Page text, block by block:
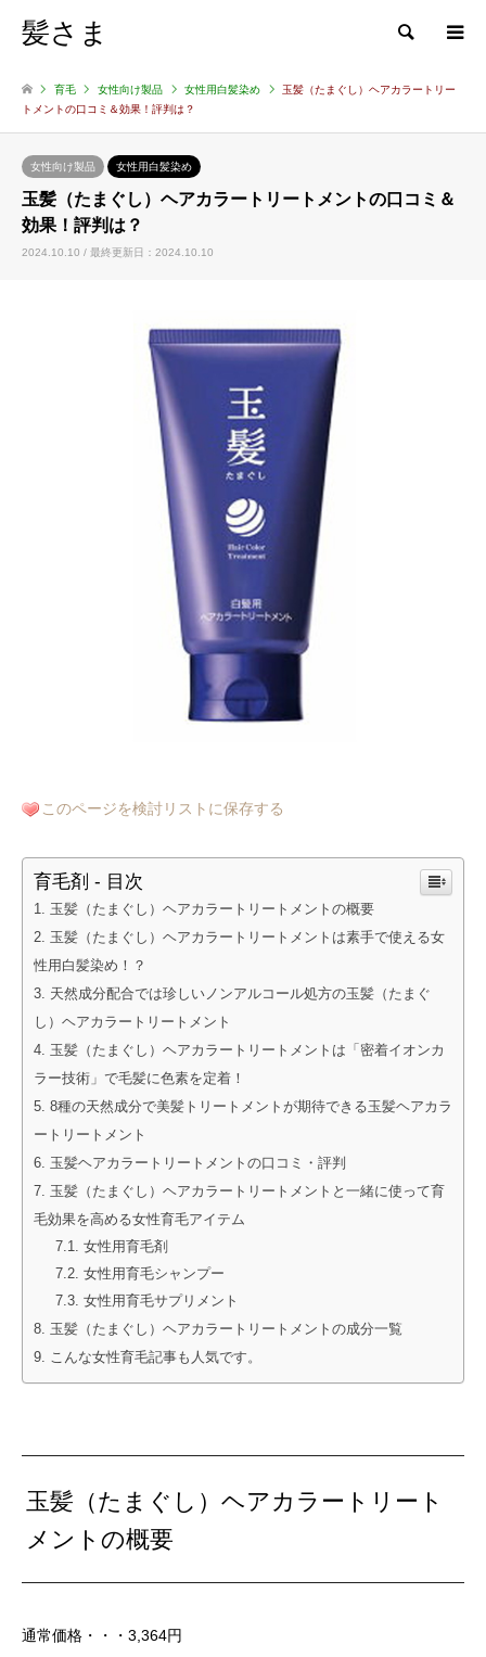
髪さま 検索
育毛 女性向け製品 女性用白髪染め
玉髪（たまぐし）ヘアカラートリー
トメントの口コミ＆効果！評判は？
女性向け製品 女性用白髪染め
玉髪（たまぐし）ヘアカラートリートメントの口コミ＆
効果！評判は？
2024.10.10 / 最終更新日：2024.10.10
このページを検討リストに保存する
育毛剤 - 目次
玉髪（たまぐし）ヘアカラートリートメントの概要
玉髪（たまぐし）ヘアカラートリートメントは素手で使える女
性用白髪染め！？
天然成分配合では珍しいノンアルコール処方の玉髪（たまぐ
し）ヘアカラートリートメント
玉髪（たまぐし）ヘアカラートリートメントは「密着イオンカ
ラー技術」で毛髪に色素を定着！
8種の天然成分で美髪トリートメントが期待できる玉髪ヘアカラ
ートリートメント
玉髪ヘアカラートリートメントの口コミ・評判
玉髪（たまぐし）ヘアカラートリートメントと一緒に使って育
毛効果を高める女性育毛アイテム
女性用育毛剤
女性用育毛シャンプー
女性用育毛サプリメント
玉髪（たまぐし）ヘアカラートリートメントの成分一覧
こんな女性育毛記事も人気です。
玉髪（たまぐし）ヘアカラートリート
メントの概要
通常価格・・・3,364円